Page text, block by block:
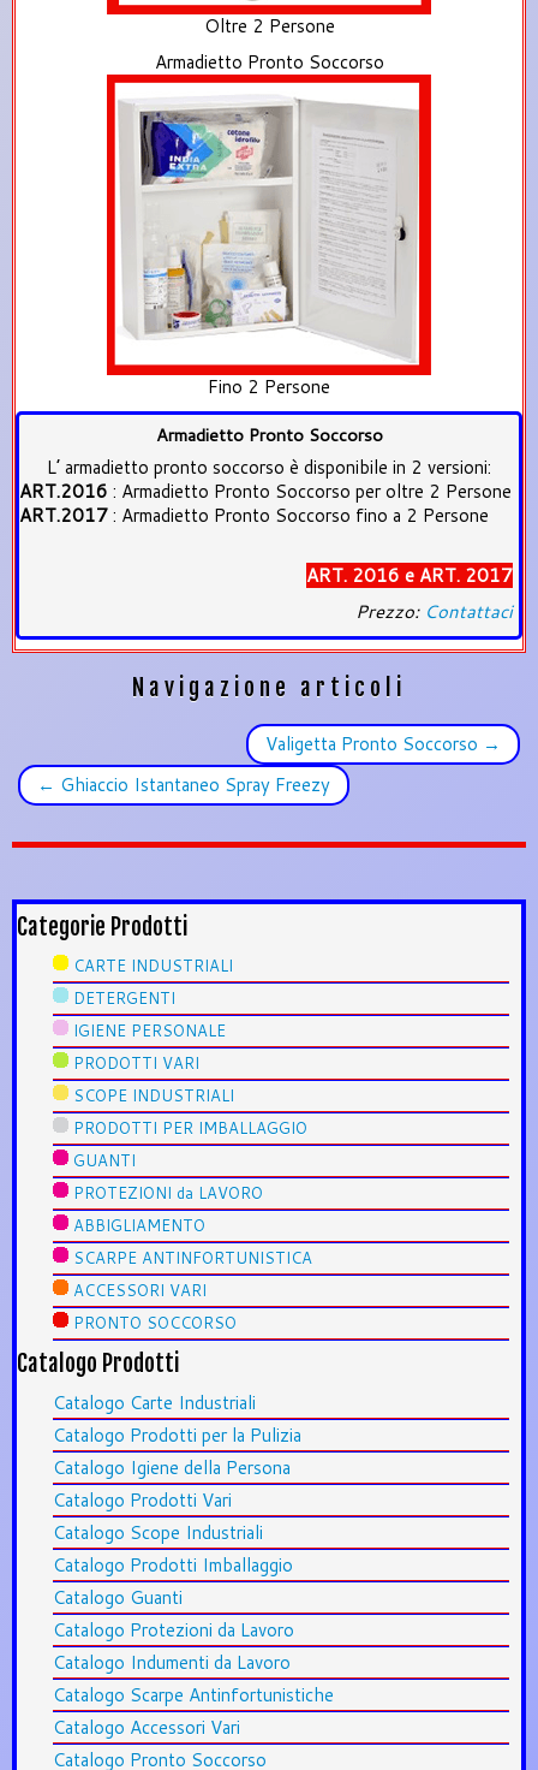
Oltre 2 Persone
Armadietto Pronto Soccorso
Fino 2 Persone
Armadietto Pronto Soccorso
L’ armadietto pronto soccorso è disponibile in 2 versioni:
ART.2016 : Armadietto Pronto Soccorso per oltre 2 Persone
ART.2017: Armadietto Pronto Soccorso fino a 2 Persone
ART. 2016 e ART. 2017
Prezzo: Contattaci
Navigazione articoli
Valigetta Pronto Soccorso →
← Ghiaccio Istantaneo Spray Freezy
Categorie Prodotti
CARTE INDUSTRIALI
DETERGENTI
IGIENE PERSONALE
PRODOTTI VARI
SCOPE INDUSTRIALI
PRODOTTI PER IMBALLAGGIO
GUANTI
PROTEZIONI da LAVORO
ABBIGLIAMENTO
SCARPE ANTINFORTUNISTICA
ACCESSORI VARI
PRONTO SOCCORSO
Catalogo Prodotti
Catalogo Carte Industriali
Catalogo Prodotti per la Pulizia
Catalogo Igiene della Persona
Catalogo Prodotti Vari
Catalogo Scope Industriali
Catalogo Prodotti Imballaggio
Catalogo Guanti
Catalogo Protezioni da Lavoro
Catalogo Indumenti da Lavoro
Catalogo Scarpe Antinfortunistiche
Catalogo Accessori Vari
Catalogo Pronto Soccorso